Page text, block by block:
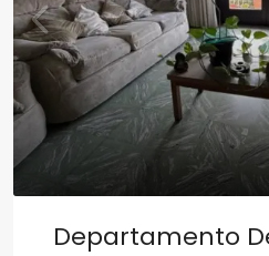
Departamento